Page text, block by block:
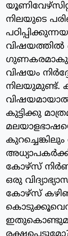
നിലയുടെ
വിഷയം
നിലയുമുണ്ട്.
കുട്ടിക്കു
കോഴ്‌സ്
ഒരു
കോഴ്‌സ്